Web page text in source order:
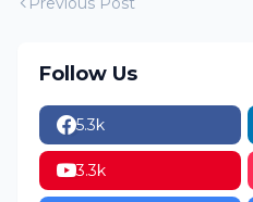
Follow Us
5.3k
3.3k